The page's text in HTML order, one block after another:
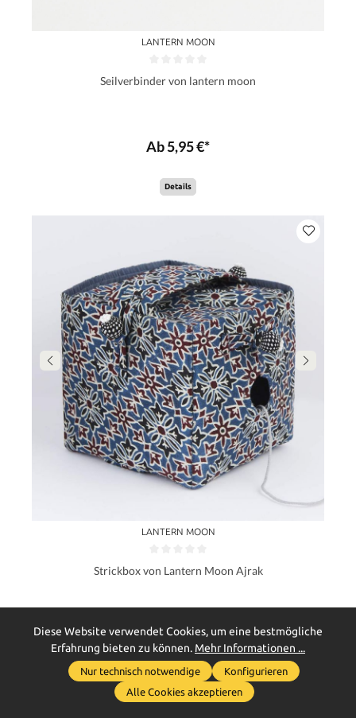
LANTERN MOON
Seilverbinder von lantern moon
Ab 5,95 €*
Details
LANTERN MOON
Strickbox von Lantern Moon Ajrak
43,95 €*
Details
Werkzeugleiste anzeigen
Diese Website verwendet Cookies, um eine bestmögliche
Erfahrung bieten zu können. Mehr Informationen ...
Nur technisch notwendige
Konfigurieren
Alle Cookies akzeptieren